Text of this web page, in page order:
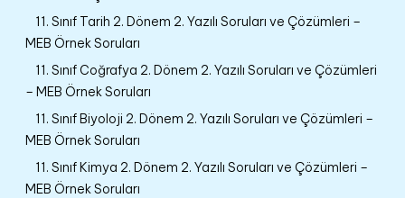
11. Sınıf Tarih 2. Dönem 2. Yazılı Soruları ve Çözümleri –
MEB Örnek Soruları
11. Sınıf Coğrafya 2. Dönem 2. Yazılı Soruları ve Çözümleri
– MEB Örnek Soruları
11. Sınıf Biyoloji 2. Dönem 2. Yazılı Soruları ve Çözümleri –
MEB Örnek Soruları
11. Sınıf Kimya 2. Dönem 2. Yazılı Soruları ve Çözümleri –
MEB Örnek Soruları